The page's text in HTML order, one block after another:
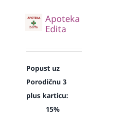
Apoteka
Edita
Popust uz
Porodičnu 3
plus karticu:
15%